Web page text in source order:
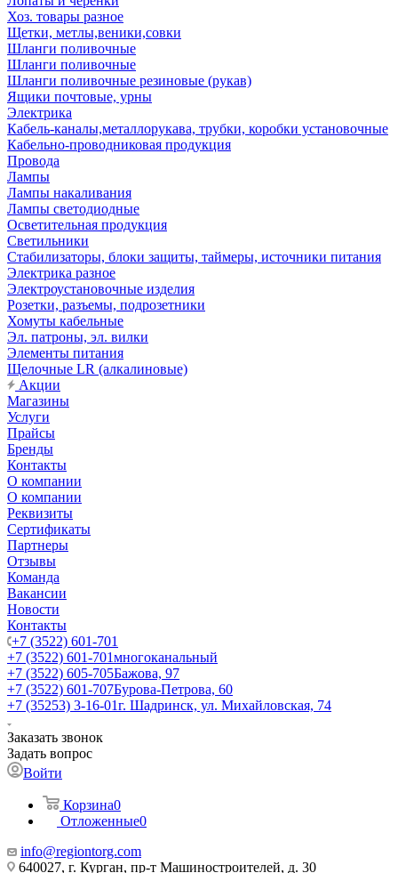
Хоз. товары разное
Щетки, метлы,веники,совки
Шланги поливочные
Шланги поливочные
Шланги поливочные резиновые (рукав)
Ящики почтовые, урны
Электрика
Кабель-каналы,металлорукава, трубки, коробки установочные
Кабельно-проводниковая продукция
Провода
Лампы
Лампы накаливания
Лампы светодиодные
Осветительная продукция
Светильники
Стабилизаторы, блоки защиты, таймеры, источники питания
Электрика разное
Электроустановочные изделия
Розетки, разъемы, подрозетники
Хомуты кабельные
Эл. патроны, эл. вилки
Элементы питания
Щелочные LR (алкалиновые)
Акции
Магазины
Услуги
Прайсы
Бренды
Контакты
О компании
О компании
Реквизиты
Сертификаты
Партнеры
Отзывы
Команда
Вакансии
Новости
Контакты
+7 (3522) 601-701
+7 (3522) 601-701многоканальный
+7 (3522) 605-705Бажова, 97
+7 (3522) 601-707Бурова-Петрова, 60
+7 (35253) 3-16-01г. Шадринск, ул. Михайловская, 74
Заказать звонок
Задать вопрос
Войти
Корзина0
Отложенные0
info@regiontorg.com
640027, г. Курган, пр-т Машиностроителей, д. 30